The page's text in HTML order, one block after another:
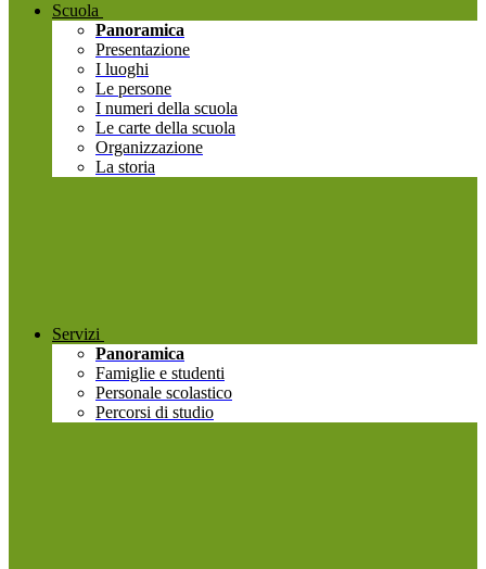
Scuola
Panoramica
Presentazione
I luoghi
Le persone
I numeri della scuola
Le carte della scuola
Organizzazione
La storia
Servizi
Panoramica
Famiglie e studenti
Personale scolastico
Percorsi di studio